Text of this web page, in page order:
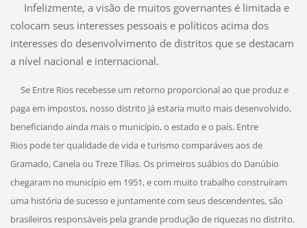
Infelizmente, a visão de muitos governantes é limitada e
colocam seus interesses pessoais e políticos acima dos
interesses do desenvolvimento de distritos que se destacam
a nível nacional e internacional.
Se Entre Rios recebesse um retorno proporcional ao que produz e
paga em impostos, nosso distrito já estaria muito mais desenvolvido,
beneficiando ainda mais o município, o estado e o país. Entre
Rios pode ter qualidade de vida e turismo comparáveis aos de
Gramado, Canela ou Treze Tílias. Os primeiros suábios do Danúbio
chegaram no município em 1951, e com muito trabalho construíram
uma história de sucesso e juntamente com seus descendentes, são
brasileiros responsáveis pela grande produção de riquezas no distrito.